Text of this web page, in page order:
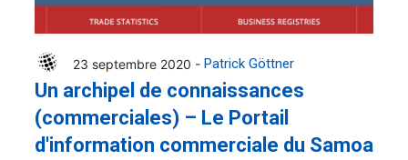
23 septembre 2020 - Patrick Göttner
Un archipel de connaissances
(commerciales) – Le Portail
d'information commerciale du Samoa